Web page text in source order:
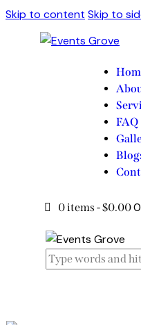
Skip to content Skip to
FAQ
0 items -$0.000